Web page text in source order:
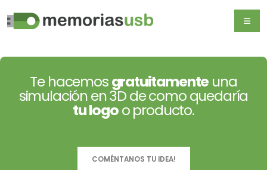
Te hacemosgratuitamente una
simulación en 3D de como quedaría
tu logoo producto.
COMÉNTANOS TU IDEA!